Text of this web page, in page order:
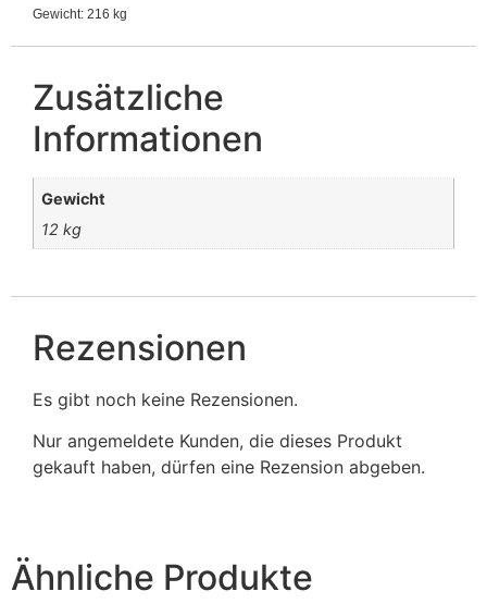
Gewicht: 216 kg
Zusätzliche
Informationen
Gewicht
12 kg
Rezensionen
Es gibt noch keine Rezensionen.
Nur angemeldete Kunden, die dieses Produkt
gekauft haben, dürfen eine Rezension abgeben.
Ähnliche Produkte